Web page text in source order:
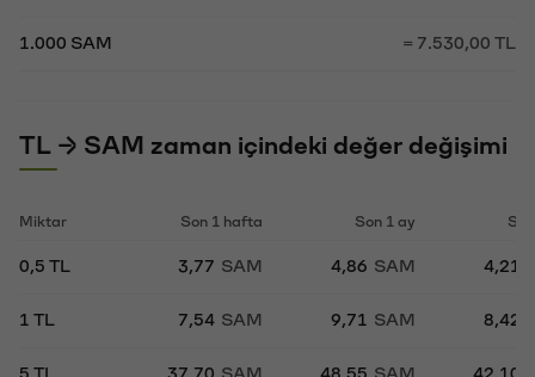
1.000 SAM = 7.530,00 TL
TL → SAM zaman içindeki değer değişimi
Miktar Son 1 hafta Son 1 ay
0,5 TL 3,77 SAM 4,86 SAM 4,21
1 TL 7,54 SAM 9,71 SAM 8,42